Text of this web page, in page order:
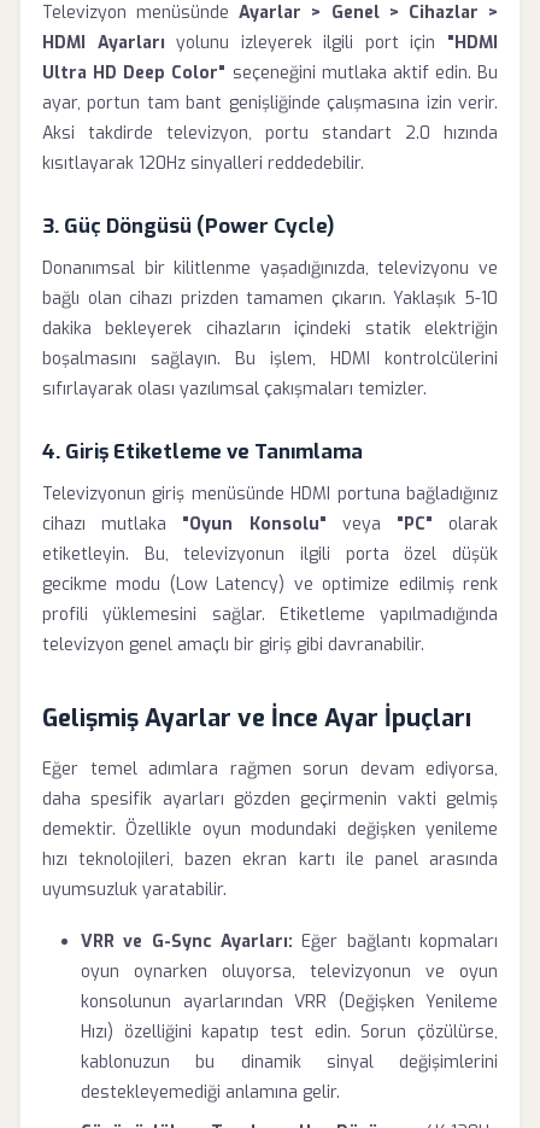
Televizyon menüsündeAyarlar > Genel > Cihazlar >
HDMI Ayarları yolunu izleyerek ilgili port için "HDMI
Ultra HD Deep Color" seçeneğini mutlaka aktif edin. Bu
ayar, portun tam bant genişliğinde çalışmasına izin verir.
Aksi takdirde televizyon, portu standart 2.0 hızında
kısıtlayarak 120Hz sinyalleri reddedebilir.
3. Güç Döngüsü (Power Cycle)
Donanımsal bir kilitlenme yaşadığınızda, televizyonu ve
bağlı olan cihazı prizden tamamen çıkarın. Yaklaşık 5-10
dakika bekleyerek cihazların içindeki statik elektriğin
boşalmasını sağlayın. Bu işlem, HDMI kontrolcülerini
sıfırlayarak olası yazılımsal çakışmaları temizler.
4. Giriş Etiketleme ve Tanımlama
Televizyonun giriş menüsünde HDMI portuna bağladığınız
cihazı mutlaka "Oyun Konsolu" veya "PC" olarak
etiketleyin. Bu, televizyonun ilgili porta özel düşük
gecikme modu (Low Latency) ve optimize edilmiş renk
profili yüklemesini sağlar. Etiketleme yapılmadığında
televizyon genel amaçlı bir giriş gibi davranabilir.
Gelişmiş Ayarlar ve İnce Ayar İpuçları
Eğer temel adımlara rağmen sorun devam ediyorsa,
daha spesifik ayarları gözden geçirmenin vakti gelmiş
demektir. Özellikle oyun modundaki değişken yenileme
hızı teknolojileri, bazen ekran kartı ile panel arasında
uyumsuzluk yaratabilir.
VRR ve G-Sync Ayarları: Eğer bağlantı kopmaları
oyun oynarken oluyorsa, televizyonun ve oyun
konsolunun ayarlarından VRR (Değişken Yenileme
Hızı) özelliğini kapatıp test edin. Sorun çözülürse,
kablonuzun bu dinamik sinyal değişimlerini
destekleyemediği anlamına gelir.